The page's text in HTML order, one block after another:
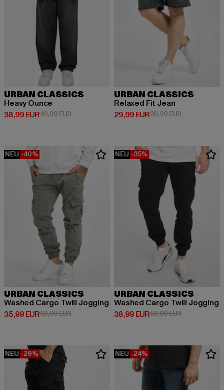
URBAN CLASSICS
Heavy Ounce
38,99 EUR
Derzeitiger Preis: 38,99 EUR
49,99 EURAktionspreis: 49,99 EUR
URBAN CLASSICS
Relaxed Fit Jean
29,99 EUR
Derzeitiger Preis: 29,99 EUR
39,99 EURAktionspreis:
NEU -40%
URBAN CLASSICS
Washed Cargo Twill Jogging
35,99 EUR
Derzeitiger Preis: 35,99 EUR
59,99 EURAktionspreis: 59,99 EUR
NEU -35%
URBAN CLASSICS
Washed Cargo Twill Jogging
38,99 EUR
Derzeitiger Preis: 38,99 EUR
59,99 EURAktionspreis:
NEU -29% NEU -24%